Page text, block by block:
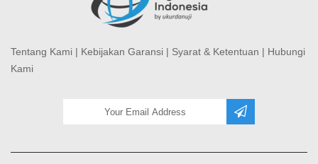
Tentang Kami | Kebijakan Garansi | Syarat & Ketentuan | Hubungi
Kami